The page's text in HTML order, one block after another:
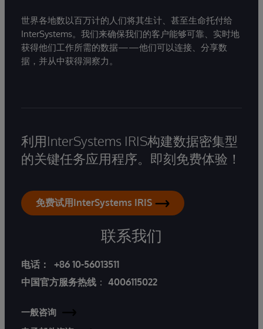
世界各地数以百万计的人们将其生计、甚至生命托付给
InterSystems。我们来确保我们的客户能够可靠、实时地
获得他们工作所需的数据——他们可以连接、分享数
据，并从中获得洞察力。
利用InterSystems IRIS构建数据密集型
的关键任务应用程序。即刻免费体验！
免费试用InterSystems IRIS
联系我们
电话：
+86 10-56013511
中国官方服务热线 ： 4006115022
一般咨询